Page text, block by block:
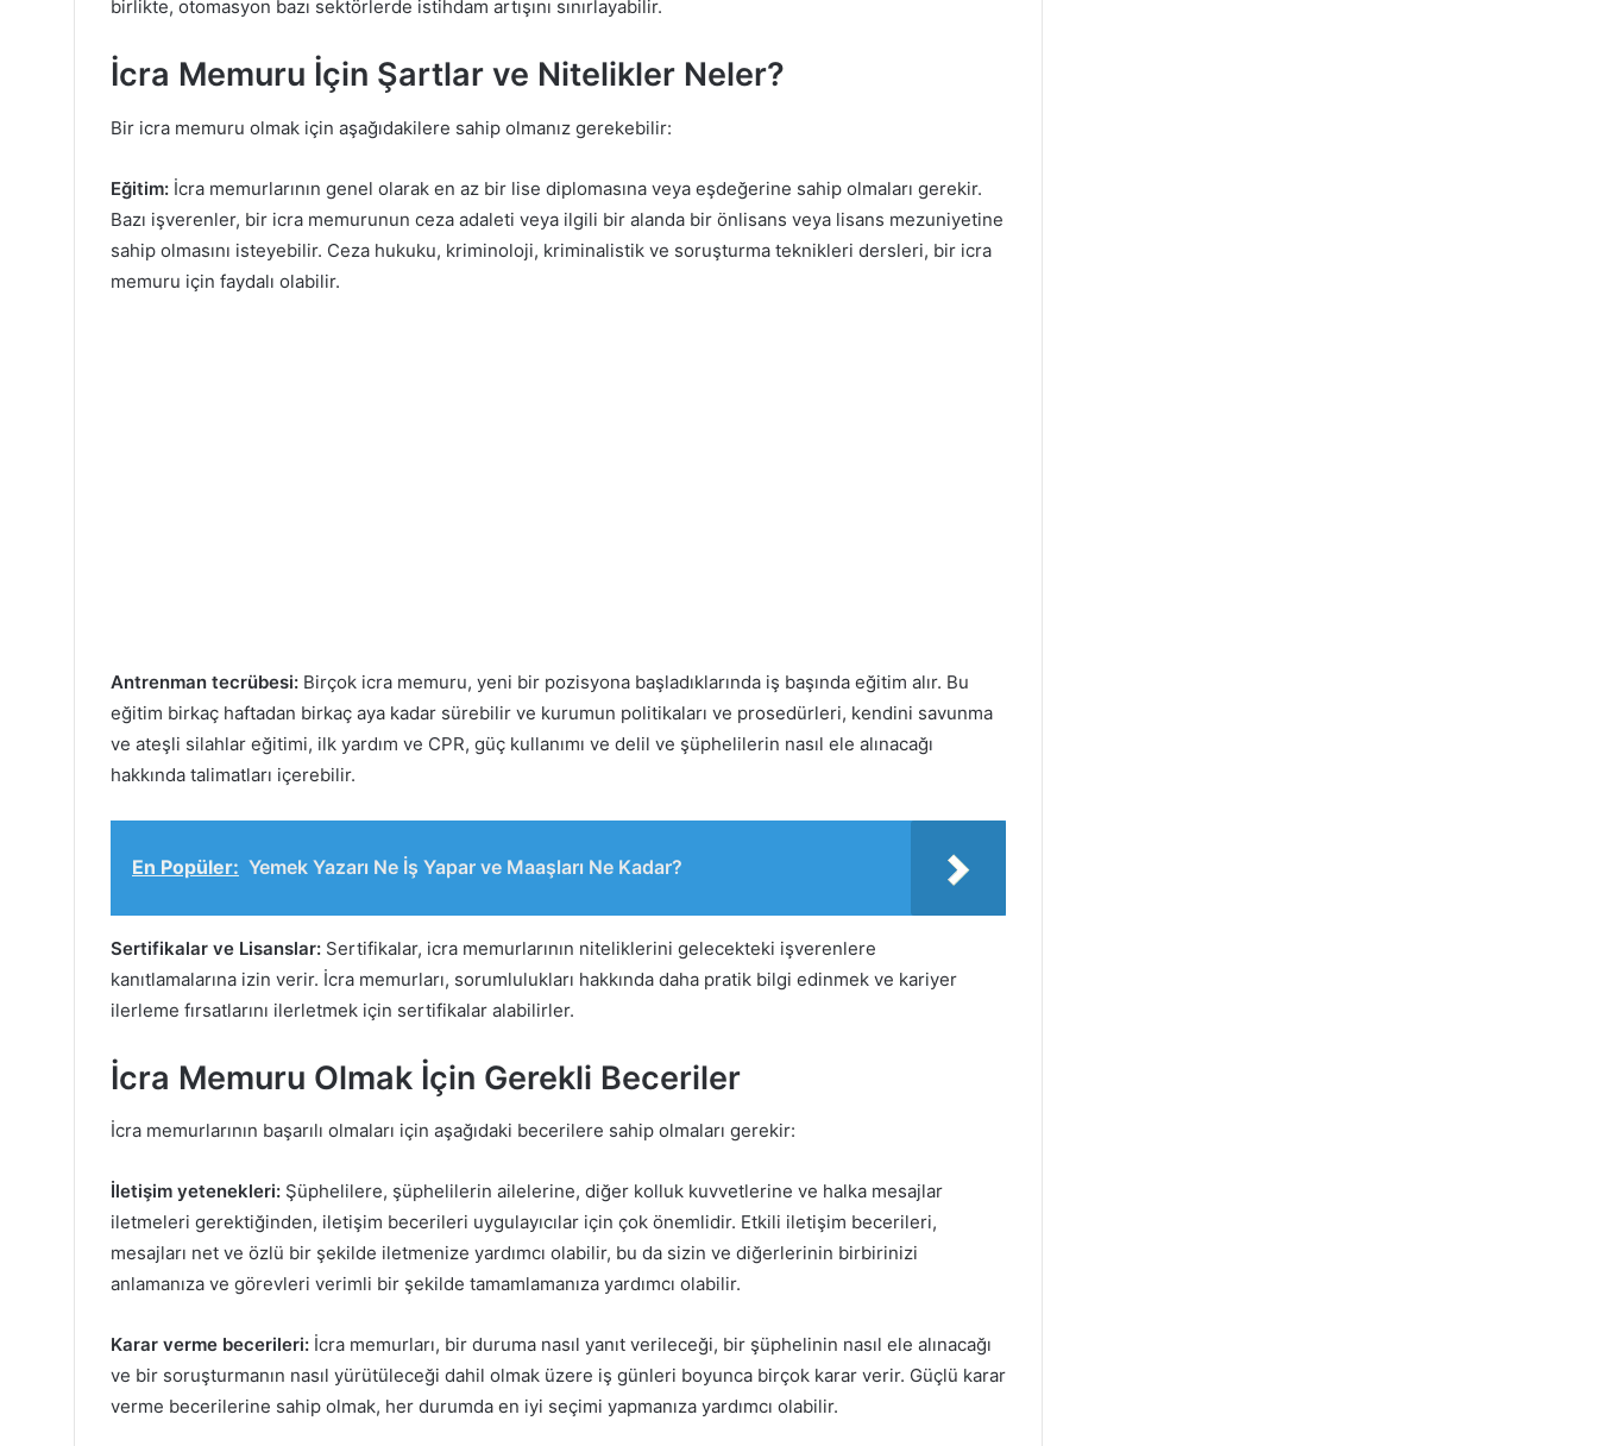
birlikte, otomasyon bazı sektörlerde istihdam artışını sınırlayabilir.
İcra Memuru İçin Şartlar ve Nitelikler Neler?
Bir icra memuru olmak için aşağıdakilere sahip olmanız gerekebilir:
Eğitim: İcra memurlarının genel olarak en az bir lise diplomasına veya eşdeğerine sahip olmaları gerekir.
Bazı işverenler, bir icra memurunun ceza adaleti veya ilgili bir alanda bir önlisans veya lisans mezuniyetine
sahip olmasını isteyebilir. Ceza hukuku, kriminoloji, kriminalistik ve soruşturma teknikleri dersleri, bir icra
memuru için faydalı olabilir.
Antrenman tecrübesi: Birçok icra memuru, yeni bir pozisyona başladıklarında iş başında eğitim alır. Bu
eğitim birkaç haftadan birkaç aya kadar sürebilir ve kurumun politikaları ve prosedürleri, kendini savunma
ve ateşli silahlar eğitimi, ilk yardım ve CPR, güç kullanımı ve delil ve şüphelilerin nasıl ele alınacağı
hakkında talimatları içerebilir.
En Popüler: Yemek Yazarı Ne İş Yapar ve Maaşları Ne Kadar?
Sertifikalar ve Lisanslar: Sertifikalar, icra memurlarının niteliklerini gelecekteki işverenlere
kanıtlamalarına izin verir. İcra memurları, sorumlulukları hakkında daha pratik bilgi edinmek ve kariyer
ilerleme fırsatlarını ilerletmek için sertifikalar alabilirler.
İcra Memuru Olmak İçin Gerekli Beceriler
İcra memurlarının başarılı olmaları için aşağıdaki becerilere sahip olmaları gerekir:
İletişim yetenekleri: Şüphelilere, şüphelilerin ailelerine, diğer kolluk kuvvetlerine ve halka mesajlar
iletmeleri gerektiğinden, iletişim becerileri uygulayıcılar için çok önemlidir. Etkili iletişim becerileri,
mesajları net ve özlü bir şekilde iletmenize yardımcı olabilir, bu da sizin ve diğerlerinin birbirinizi
anlamanıza ve görevleri verimli bir şekilde tamamlamanıza yardımcı olabilir.
Karar verme becerileri: İcra memurları, bir duruma nasıl yanıt verileceği, bir şüphelinin nasıl ele alınacağı
ve bir soruşturmanın nasıl yürütüleceği dahil olmak üzere iş günleri boyunca birçok karar verir. Güçlü karar
verme becerilerine sahip olmak, her durumda en iyi seçimi yapmanıza yardımcı olabilir.